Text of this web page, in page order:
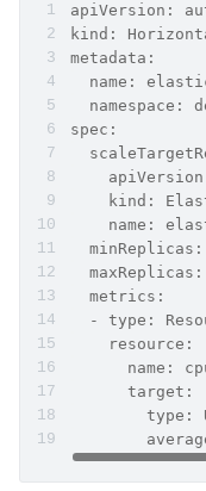
apiVersion:
kind:
metadata:
name:
namespace:
spec:
kind:
name:
minReplicas:
maxReplicas:
  metrics:
- type:
    resource:
name:
      target:
type: